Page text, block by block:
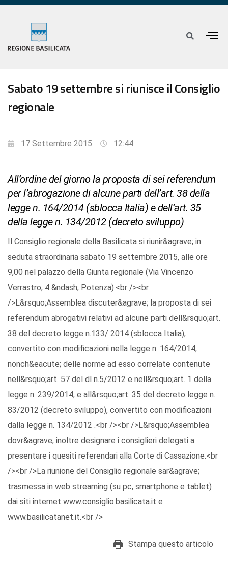
Sabato 19 settembre si riunisce il Consiglio
regionale
17 Settembre 2015 12:44
All’ordine del giorno la proposta di sei referendum
per l’abrogazione di alcune parti dell’art. 38 della
legge n. 164/2014 (sblocca Italia) e dell’art. 35
della legge n. 134/2012 (decreto sviluppo)
Il Consiglio regionale della Basilicata si riunir&agrave; in
seduta straordinaria sabato 19 settembre 2015, alle ore
9,00 nel palazzo della Giunta regionale (Via Vincenzo
Verrastro, 4 &ndash; Potenza).<br /><br
/>L&rsquo;Assemblea discuter&agrave; la proposta di sei
referendum abrogativi relativi ad alcune parti dell&rsquo;art.
38 del decreto legge n.133/ 2014 (sblocca Italia),
convertito con modificazioni nella legge n. 164/2014,
nonch&eacute; delle norme ad esso correlate contenute
nell&rsquo;art. 57 del dl n.5/2012 e nell&rsquo;art. 1 della
legge n. 239/2014, e all&rsquo;art. 35 del decreto legge n.
83/2012 (decreto sviluppo), convertito con modificazioni
dalla legge n. 134/2012 .<br /><br />L&rsquo;Assemblea
dovr&agrave; inoltre designare i consiglieri delegati a
presentare i quesiti referendari alla Corte di Cassazione.<br
/><br />La riunione del Consiglio regionale sar&agrave;
trasmessa in web streaming (su pc, smartphone e tablet)
dai siti internet www.consiglio.basilicata.it e
www.basilicatanet.it.<br />
Stampa questo articolo